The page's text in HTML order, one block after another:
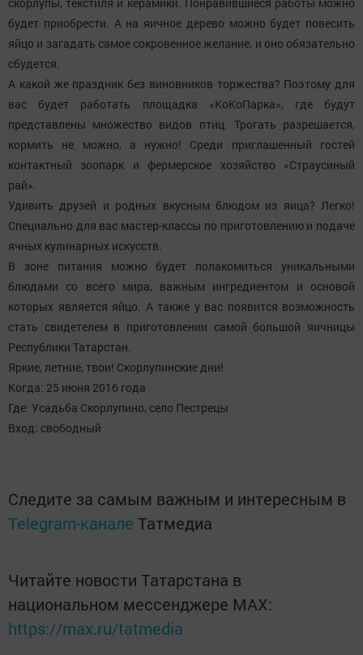
будет приобрести. А на яичное дерево можно будет повесить
яйцо и загадать самое сокровенное желание, и оно обязательно
сбудется.
А какой же праздник без виновников торжества? Поэтому для
вас будет работать площадка «КоКоПарка», где будут
представлены множество видов птиц. Трогать разрешается,
кормить не можно, а нужно! Среди приглашенный гостей
контактный зоопарк и фермерское хозяйство «Страусиный
рай».
Удивить друзей и родных вкусным блюдом из яица? Легко!
Специально для вас мастер-классы по приготовлению и подаче
ячных кулинарных искусств.
В зоне питания можно будет полакомиться уникальными
блюдами со всего мира, важным ингредиентом и основой
которых является яйцо. А также у вас появится возможность
стать свидетелем в приготовлении самой большой яичницы
Республики Татарстан.
Яркие, летние, твои! Скорлупинские дни!
Когда: 25 июня 2016 года
Где: Усадьба Скорлупино, село Пестрецы
Вход: свободный
Следите за самым важным и интересным в
Telegram-канале Татмедиа
Читайте новости Татарстана в
национальном мессенджере MАХ:
https://max.ru/tatmedia